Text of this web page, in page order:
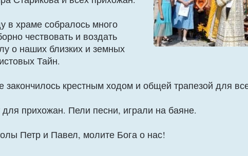
в храме собралось много
чествовать и воздать
о наших близких и земных
Тайн.
крестным ходом и общей трапезой для
прихожан. Пели песни, играли на баяне.
Петр и Павел, молите Бога о нас!